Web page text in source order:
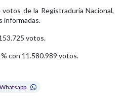
de la Registraduría Nacional,
informadas.
votos.
con 11.580.989 votos.
Whatsapp